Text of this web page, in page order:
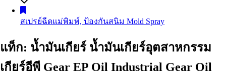
น้ำมัน EDMน้ำมันสปาร์ค
น้ำมันปั๊มลมAir Compressor Oil
น้ำมันหม้อแปลงไฟฟ้า
Transformer Oil
น้ำมันห้องเย็น
Refrigeration Oil
น้ำมันเครื่องดีเซลDiesel Engine Oil
น้ำมันเกียร์และน้ำมันเฟืองท้าย
น้ำมันเบรกBrake Fluid
Coolant น้ำยาหม้อน้ำรถยนต์ น้ำยาหล่อเย็นสำเร็จรูป
สเปรย์ฉีดแม่พิมพ์, ป้องกันสนิม Mold Spray
แท็ก: น้ำมันเกียร์ น้ำมันเกียร์อุตสาหกรรม
เกียร์อีพี Gear EP Oil Industrial Gear Oil